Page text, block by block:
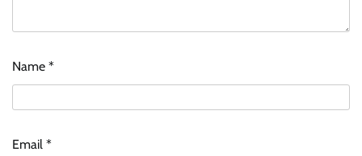
Name *
Email *